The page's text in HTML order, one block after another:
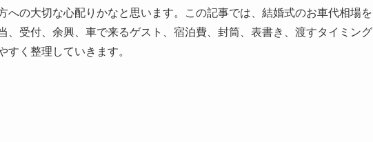
への大切な心配りかなと思います。この記事では、結婚式のお車代相場を
、受付、余興、車で来るゲスト、宿泊費、封筒、表書き、渡すタイミング
すく整理していきます。